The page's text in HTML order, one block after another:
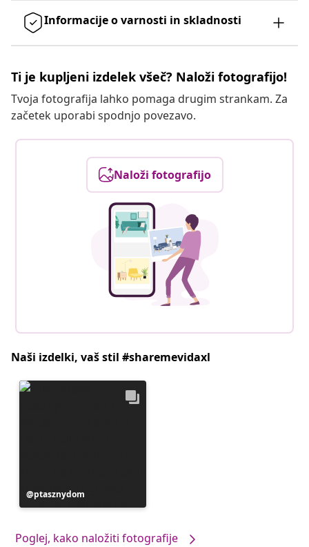
Informacije o varnosti in skladnosti
Ti je kupljeni izdelek všeč? Naloži fotografijo!
Tvoja fotografija lahko pomaga drugim strankam. Za
začetek uporabi spodnjo povezavo.
Naloži fotografijo
Naši izdelki, vaš stil #sharemevidaxl
Objavo
je
ptasznydom
Poglej, kako naložiti fotografije